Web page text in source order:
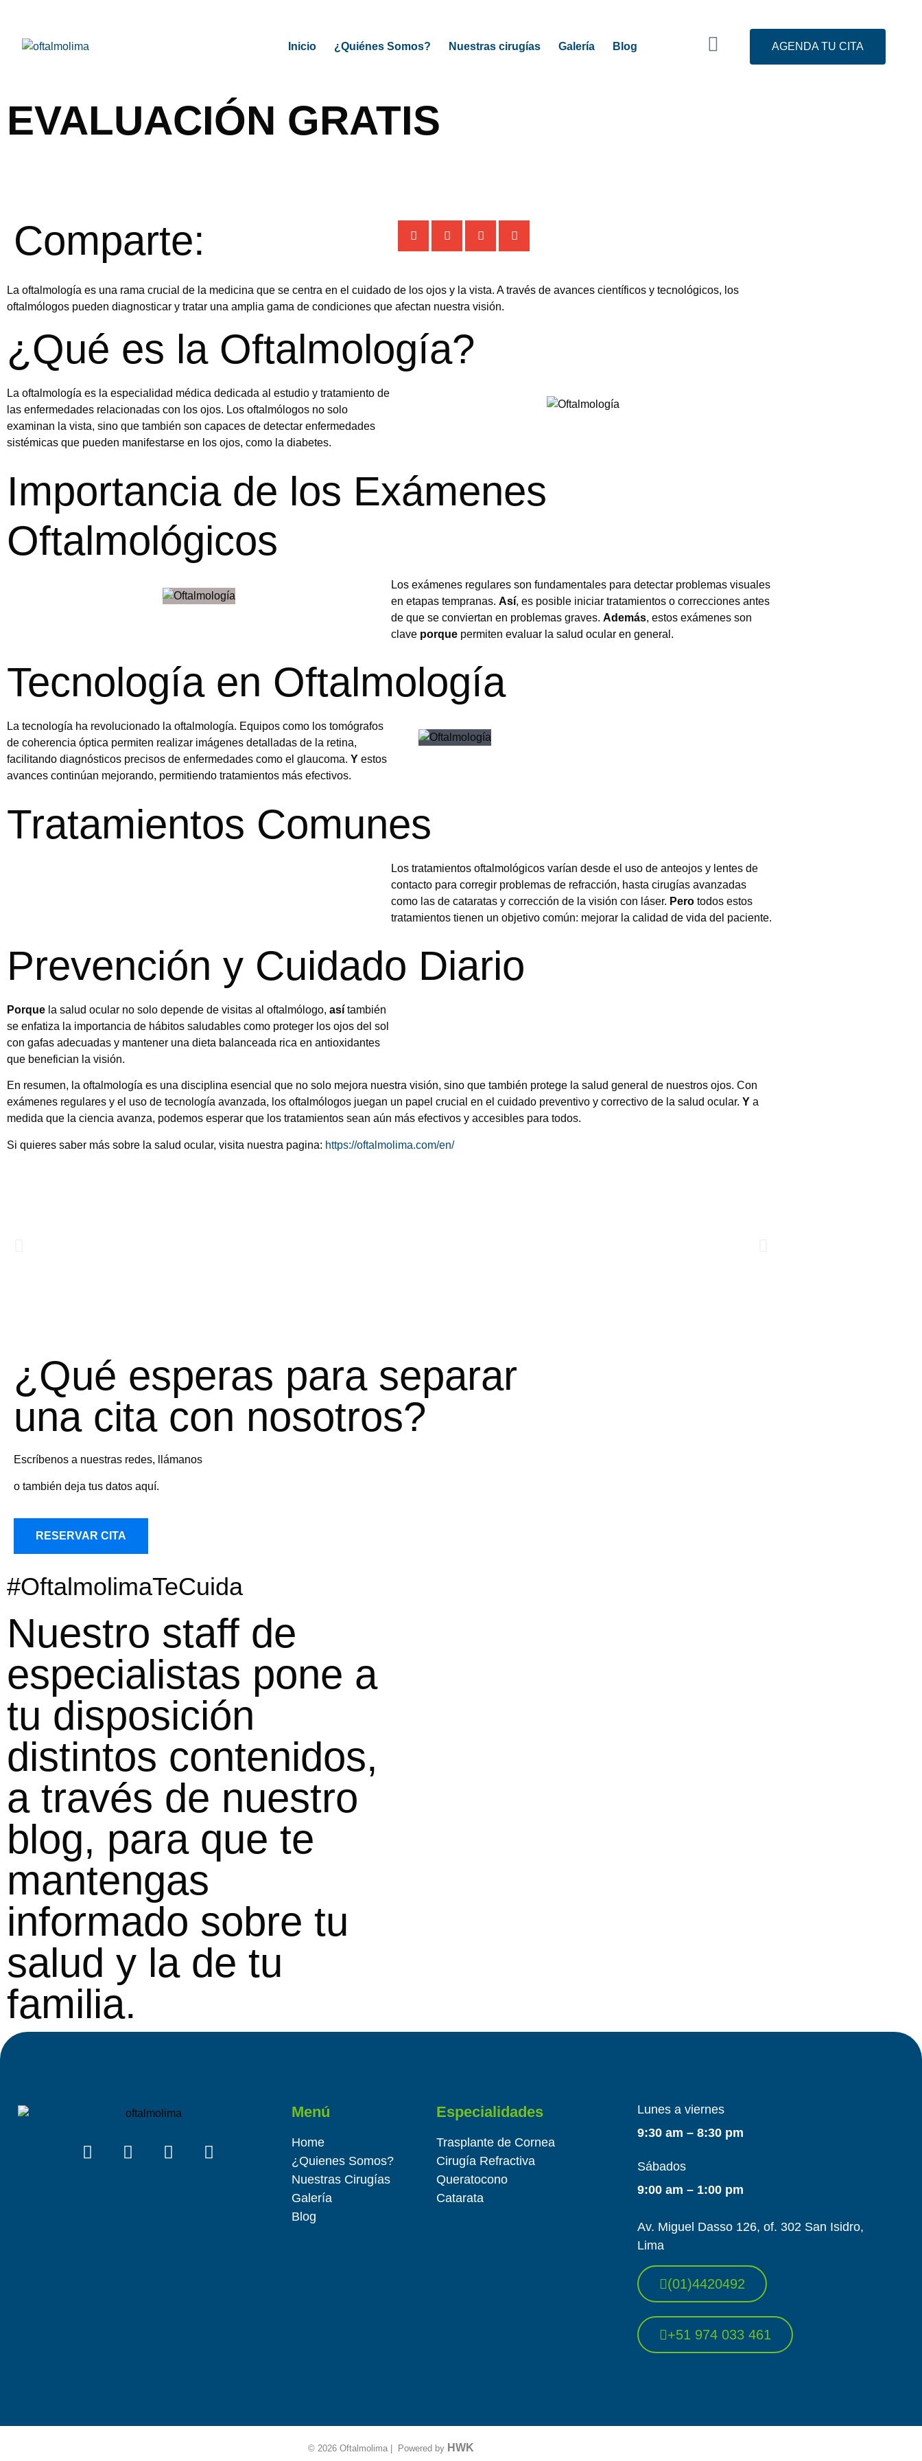
Inicio ¿Quiénes Somos? Nuestras cirugías Galería Blog AGENDA TU CITA
EVALUACIÓN GRATIS
Comparte:
La oftalmología es una rama crucial de la medicina que se centra en el cuidado de los ojos y la vista. A través de avances científicos y tecnológicos, los
oftalmólogos pueden diagnosticar y tratar una amplia gama de condiciones que afectan nuestra visión.
¿Qué es la Oftalmología?
La oftalmología es la especialidad médica dedicada al estudio y tratamiento de
las enfermedades relacionadas con los ojos. Los oftalmólogos no solo
examinan la vista, sino que también son capaces de detectar enfermedades
sistémicas que pueden manifestarse en los ojos, como la diabetes.
Importancia de los Exámenes
Oftalmológicos
Los exámenes regulares son fundamentales para detectar problemas visuales
en etapas tempranas. Así, es posible iniciar tratamientos o correcciones antes
de que se conviertan en problemas graves. Además, estos exámenes son
clave porque permiten evaluar la salud ocular en general.
Tecnología en Oftalmología
La tecnología ha revolucionado la oftalmología. Equipos como los tomógrafos
de coherencia óptica permiten realizar imágenes detalladas de la retina,
facilitando diagnósticos precisos de enfermedades como el glaucoma. Y estos
avances continúan mejorando, permitiendo tratamientos más efectivos.
Tratamientos Comunes
Los tratamientos oftalmológicos varían desde el uso de anteojos y lentes de
contacto para corregir problemas de refracción, hasta cirugías avanzadas
como las de cataratas y corrección de la visión con láser. Pero todos estos
tratamientos tienen un objetivo común: mejorar la calidad de vida del paciente.
Prevención y Cuidado Diario
Porque la salud ocular no solo depende de visitas al oftalmólogo, así también
se enfatiza la importancia de hábitos saludables como proteger los ojos del sol
con gafas adecuadas y mantener una dieta balanceada rica en antioxidantes
que benefician la visión.
En resumen, la oftalmología es una disciplina esencial que no solo mejora nuestra visión, sino que también protege la salud general de nuestros ojos. Con
exámenes regulares y el uso de tecnología avanzada, los oftalmólogos juegan un papel crucial en el cuidado preventivo y correctivo de la salud ocular. Y a
medida que la ciencia avanza, podemos esperar que los tratamientos sean aún más efectivos y accesibles para todos.
Si quieres saber más sobre la salud ocular, visita nuestra pagina: https://oftalmolima.com/en/
¿Qué esperas para separar
una cita con nosotros?
Escríbenos a nuestras redes, llámanos
o también deja tus datos aquí.
RESERVAR CITA
#OftalmolimaTeCuida
Nuestro staff de
especialistas pone a
tu disposición
distintos contenidos,
a través de nuestro
blog, para que te
mantengas
informado sobre tu
salud y la de tu
familia.
Menú
Home
¿Quienes Somos?
Nuestras Cirugías
Galería
Blog
Especialidades
Trasplante de Cornea
Cirugía Refractiva
Queratocono
Catarata
Lunes a viernes
9:30 am – 8:30 pm
Sábados
9:00 am – 1:00 pm
Av. Miguel Dasso 126, of. 302 San Isidro,
Lima
(01)4420492
+51 974 033 461
© 2026 Oftalmolima | Powered by HWK